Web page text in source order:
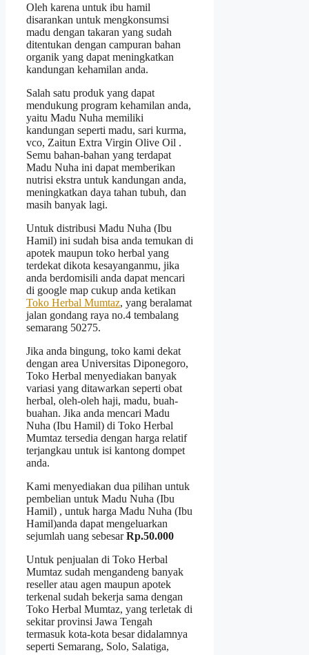
Oleh karena untuk ibu hamil
disarankan untuk mengkonsumsi
madu dengan takaran yang sudah
ditentukan dengan campuran bahan
organik yang dapat meningkatkan
kandungan kehamilan anda.
Salah satu produk yang dapat
mendukung program kehamilan anda,
yaitu Madu Nuha memiliki
kandungan seperti madu, sari kurma,
vco, Zaitun Extra Virgin Olive Oil .
Semu bahan-bahan yang terdapat
Madu Nuha ini dapat memberikan
nutrisi ekstra untuk kandungan anda,
meningkatkan daya tahan tubuh, dan
masih banyak lagi.
Untuk distribusi Madu Nuha (Ibu
Hamil) ini sudah bisa anda temukan di
apotek maupun toko herbal yang
terdekat dikota kesayanganmu, jika
anda berdomisili anda dapat mencari
di google map cukup anda ketikan
Toko Herbal Mumtaz, yang beralamat
jalan gondang raya no.4 tembalang
semarang 50275.
Jika anda bingung, toko kami dekat
dengan area Universitas Diponegoro,
Toko Herbal menyediakan banyak
variasi yang ditawarkan seperti obat
herbal, oleh-oleh haji, madu, buah-
buahan. Jika anda mencari Madu
Nuha (Ibu Hamil) di Toko Herbal
Mumtaz tersedia dengan harga relatif
terjangkau untuk isi kantong dompet
anda.
Kami menyediakan dua pilihan untuk
pembelian untuk Madu Nuha (Ibu
Hamil) , untuk harga Madu Nuha (Ibu
Hamil)anda dapat mengeluarkan
sejumlah uang sebesarRp.50.000
Untuk penjualan di Toko Herbal
Mumtaz sudah mengandeng banyak
reseller atau agen maupun apotek
terkenal sudah bekerja sama dengan
Toko Herbal Mumtaz, yang terletak di
sekitar provinsi Jawa Tengah
termasuk kota-kota besar didalamnya
seperti Semarang, Solo, Salatiga,